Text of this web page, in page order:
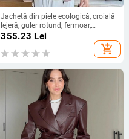
Jachetă din piele ecologică, croială
lejeră, guler rotund, fermoar,
lungime 50–65 cm
355.23 Lei
add_shopping_cart